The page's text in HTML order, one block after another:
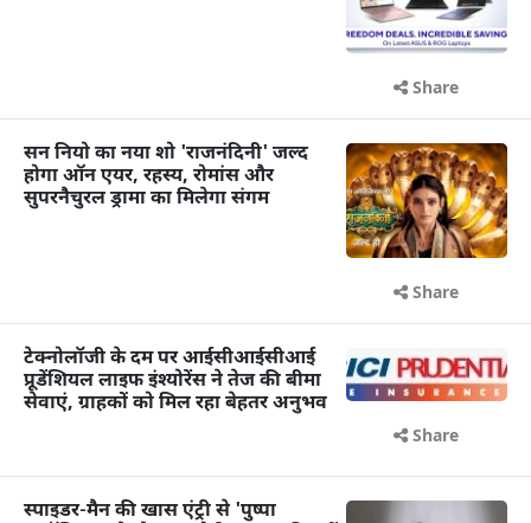
Share
सन नियो का नया शो 'राजनंदिनी' जल्द
होगा ऑन एयर, रहस्य, रोमांस और
सुपरनैचुरल ड्रामा का मिलेगा संगम
Share
टेक्नोलॉजी के दम पर आईसीआईसीआई
प्रूडेंशियल लाइफ इंश्योरेंस ने तेज की बीमा
सेवाएं, ग्राहकों को मिल रहा बेहतर अनुभव
Share
स्पाइडर-मैन की खास एंट्री से 'पुष्पा